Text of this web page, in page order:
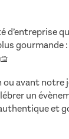
d’entreprise
gourmande
avant notre
un
et